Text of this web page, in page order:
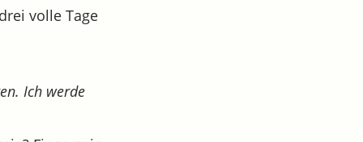
volle Tage
Ich werde